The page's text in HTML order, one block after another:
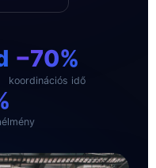
−70%
koordinációs idő